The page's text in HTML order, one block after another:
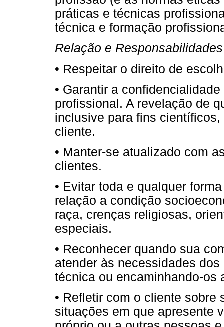
práticas e técnicas
técnica e formação
Relação e
• Respeitar o direito de
• Garantir a
profissional. A revelação de
inclusive para fins
cliente.
• Manter-se atualizado com
clientes.
• Evitar toda e qualquer
relação a condição
raça, crenças religiosas,
especiais.
• Reconhecer quando sua
atender às necessidades
técnica ou encaminhando-os
• Refletir com o cliente
situações em que apresente